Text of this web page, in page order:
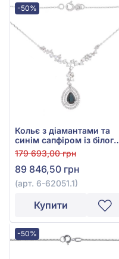
-50%
Кольє з діамантами та
синім сапфіром із білого
золота 585° з діамантом
0,66ct та синім гідро.
сапфіром 0,9ct, арт. 6-
62051.1
179 693,00 грн
89 846,50 грн
(арт. 6-62051.1)
Купити
-50%